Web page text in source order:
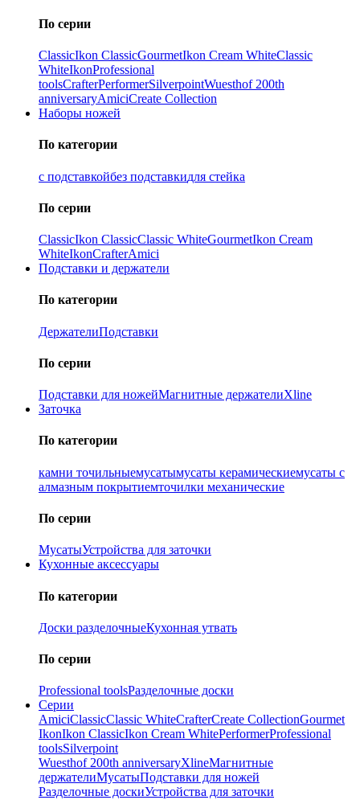
По серии
ClassicIkon ClassiсGourmetIkon Cream WhiteClassic
WhiteIkonProfessional
toolsCrafterPerformerSilverpointWuesthof 200th
anniversaryAmiciCreate Collection
Наборы ножей
По категории
с подставкойбез подставкидля стейка
По серии
ClassicIkon ClassiсClassic WhiteGourmetIkon Cream
WhiteIkonCrafterAmici
Подставки и держатели
По категории
ДержателиПодставки
По серии
Подставки для ножейМагнитные держателиXline
Заточка
По категории
камни точильныемусатымусаты керамическиемусаты с
алмазным покрытиемточилки механические
По серии
МусатыУстройства для заточки
Кухонные аксессуары
По категории
Доски разделочныеКухонная утвать
По серии
Professional toolsРазделочные доски
Серии
AmiciClassicClassic WhiteCrafterCreate CollectionGourmet
IkonIkon ClassiсIkon Cream WhitePerformerProfessional
toolsSilverpoint
Wuesthof 200th anniversaryXlineМагнитные
держателиМусатыПодставки для ножей
Разделочные доскиУстройства для заточки